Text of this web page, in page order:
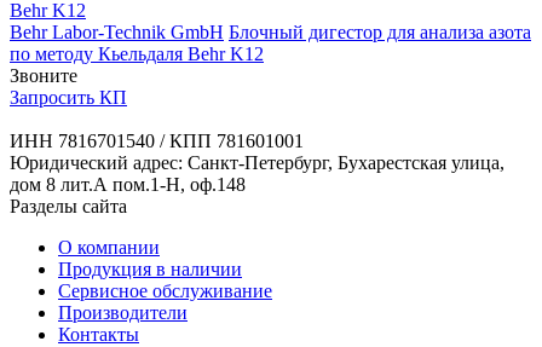
Behr Labor-Technik GmbH Блочный дигестор для анализа азота
по методу Кьельдаля Behr K12
Звоните
Запросить КП
ИНН 7816701540 / КПП 781601001
Юридический адрес: Санкт-Петербург, Бухарестская улица,
дом 8 лит.А пом.1-Н, оф.148
Разделы сайта
О компании
Продукция в наличии
Сервисное обслуживание
Производители
Контакты